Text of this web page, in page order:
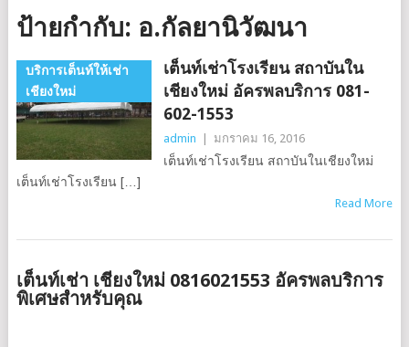
ป้ายกำกับ: อ.กัลยานิวัฒนา
บริการเต็นท์ให้เช่า
เชียงใหม่
เต็นท์เช่าโรงเรียน สถาบันใน
เชียงใหม่ อัครพลบริการ 081-
602-1553
admin มกราคม 16, 2016
เต็นท์เช่าโรงเรียน สถาบันในเชียงใหม่
เต็นท์เช่าโรงเรียน […]
Read More
เต็นท์เช่า เชียงใหม่ 0816021553 อัครพลบริการ
พิเศษสำหรับคุณ